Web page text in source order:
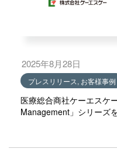
2025年8月28日
プレスリリース, お客様事例
医療総合商社ケーエスケ
Management」シリーズ